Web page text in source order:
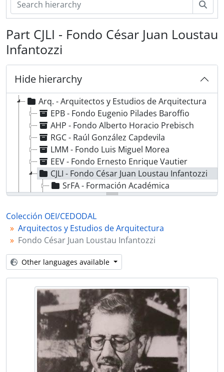
Part CJLI - Fondo César Juan Loustau
Infantozzi
Hide hierarchy
Arq. - Arquitectos y Estudios de Arquitectura
EPB - Fondo Eugenio Pilades Baroffio
AHP - Fondo Alberto Horacio Prebisch
RGC - Raúl González Capdevila
LMM - Fondo Luis Miguel Morea
EEV - Fondo Ernesto Enrique Vautier
CJLI - Fondo César Juan Loustau Infantozzi
SrFA - Formación Académica
SrAD - Actividad Docente
SrDSAP - Documentación sobre su Actividad Profesional
SrAIFRL - Actividad Institucional en la Fundación Rafael Leoz
AGB - Colección Alejandro Gabriel Bustillo
MP - Colección Mario Palanti
HCM - Fondo Héctor Carlos Morixe (parte)
RJA - Fondo Ricardo Jesse "Dick" Alexander
JEH - Colección Jorge Enrique Hardoy
MC - Fondo Mario Cooke
Est.SLdlT - Colección Estudio Sánchez, Lagos y de la Torre
Est.ACS - Fondo Estudio Armesto - Casado Sastre
ELM - Colección Eduardo Le Monnier
ADP - Alberto de Paula
JS - Colección Jorge Sabaté
Colección OEI/CEDODAL
Arquitectos y Estudios de Arquitectura
Fondo César Juan Loustau Infantozzi
Other languages available